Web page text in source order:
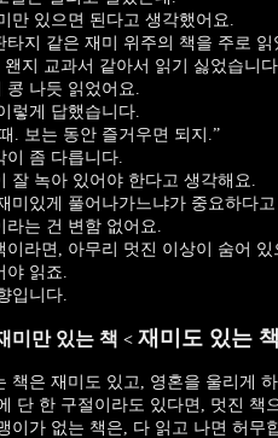
만 있으면 된다고 생각했어요.
타지 같은 재미 위주의 책을 주로 읽
지 교과서 같아서 읽기 싫었습니
콩 나듯 읽었어요.
렇게 답했습니다.
. 보는 동안 즐거우면 되지.”
이 좀 다릅니다.
잘 녹아 있어야 한다고 생각해요.
미있게 풀어나가느냐가 중요하다
라는 건 변함 없어요.
이라면, 아무리 멋진 이상이 숨어 있
야 읽죠.
입니다.
미만 있는 책 < 재미도 있는 책
책은 재미도 있고, 영혼을 울리게
단 한 구절이라도 있다면, 멋진 책
이가 없는 책은, 다 읽고 나면 허무